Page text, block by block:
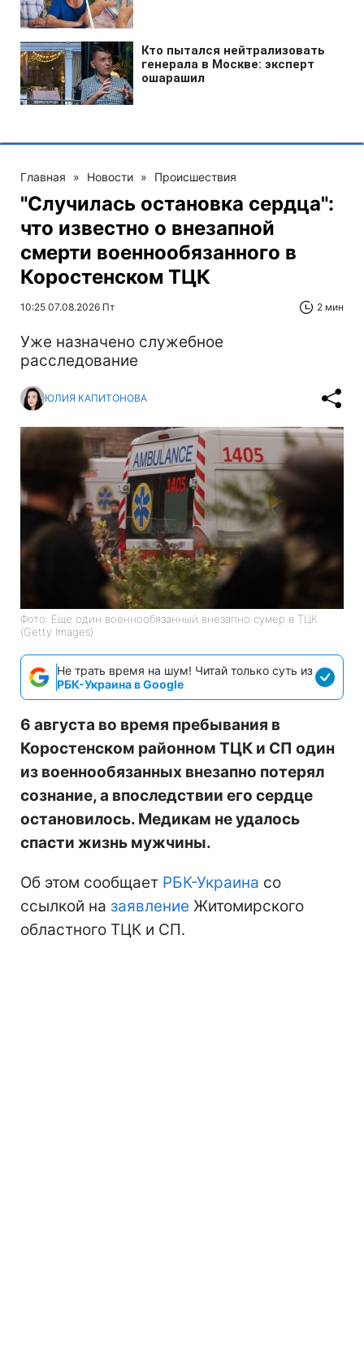
Главная » Новости » Происшествия
"Случилась остановка сердца":
что известно о внезапной
смерти военнообязанного в
Коростенском ТЦК
10:25 07.08.2026 Пт 2 мин
Уже назначено служебное
расследование
ЮЛИЯ КАПИТОНОВА
Фото: Еще один военнообязанный внезапно сумер в ТЦК
(Getty Images)
Не трать время на шум! Читай только суть из
РБК-Украина в Google
6 августа во время пребывания в
Коростенском районном ТЦК и СП один
из военнообязанных внезапно потерял
сознание, а впоследствии его сердце
остановилось. Медикам не удалось
спасти жизнь мужчины.
Об этом сообщает РБК-Украина со
ссылкой на заявление Житомирского
областного ТЦК и СП.